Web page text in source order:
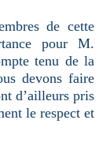
de cette
pour M.
tenu de la
devons faire
d’ailleurs pris
le respect et